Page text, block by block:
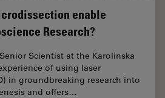
enable
Research?
Scientist at the Karolinska
of using laser
in groundbreaking research into
and offers…